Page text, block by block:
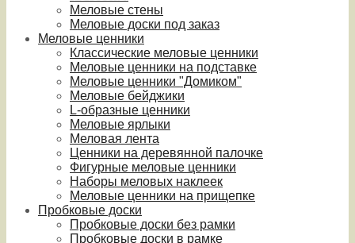
Меловые стены
Меловые доски под заказ
Меловые ценники
Классические меловые ценники
Меловые ценники на подставке
Меловые ценники "Домиком"
Меловые бейджики
L-образные ценники
Меловые ярлыки
Меловая лента
Ценники на деревянной палочке
Фигурные меловые ценники
Наборы меловых наклеек
Меловые ценники на прищепке
Пробковые доски
Пробковые доски без рамки
Пробковые доски в рамке